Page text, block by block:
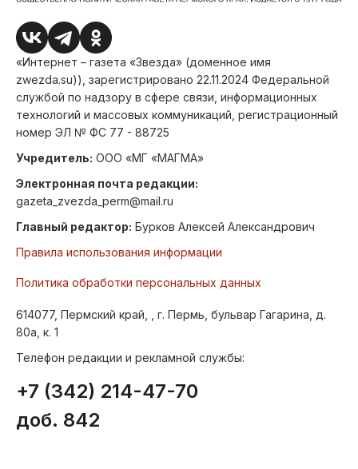
«Интернет – газета «Звезда» (доменное имя
zwezda.su)), зарегистрировано 22.11.2024 Федеральной
службой по надзору в сфере связи, информационных
технологий и массовых коммуникаций, регистрационный
номер ЭЛ № ФС 77 - 88725
Учредитель: ООО «МГ «МАГМА»
Электронная почта редакции:
gazeta_zvezda_perm@mail.ru
Главный редактор: Бурков Алексей Александрович
Правила использования информации
Политика обработки персональных данных
614077, Пермский край, , г. Пермь, бульвар Гагарина, д.
80а, к. 1
Телефон редакции и рекламной службы:
+7 (342) 214-47-70
доб. 842